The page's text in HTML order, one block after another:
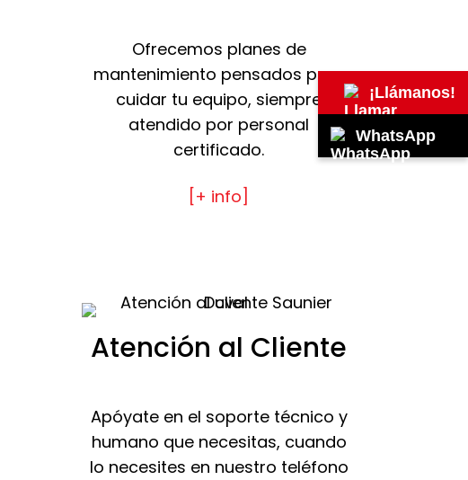
Ofrecemos planes de
mantenimiento pensados para
cuidar tu equipo, siempre
atendido por personal
certificado.
[+ info]
Atención al Cliente
Apóyate en el soporte técnico y
humano que necesitas, cuando
lo necesites en nuestro teléfono
¡Llámanos!
WhatsApp